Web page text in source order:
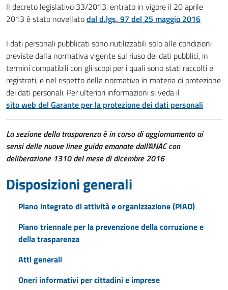
Il decreto legislativo 33/2013, entrato in vigore il 20 aprile
2013 è stato novellatodal d.lgs. 97 del 25 maggio 2016
I dati personali pubblicati sono riutilizzabili solo alle condizioni
previste dalla normativa vigente sul riuso dei dati pubblici, in
termini compatibili con gli scopi per i quali sono stati raccolti e
registrati, e nel rispetto della normativa in materia di protezione
dei dati personali. Per ulteriori informazioni si veda il
sito web del Garante per la protezione dei dati personali
La sezione della trasparenza è in corso di aggiornamento ai
sensi delle nuove linee guida emanate dall'ANAC con
deliberazione 1310 del mese di dicembre 2016
Disposizioni generali
Piano integrato di attività e organizzazione (PIAO)
Piano triennale per la prevenzione della corruzione e
della trasparenza
Atti generali
Oneri informativi per cittadini e imprese